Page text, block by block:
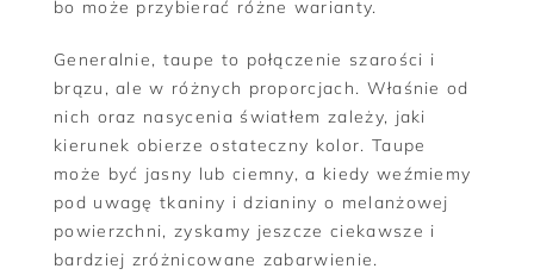
bo może przybierać różne warianty.
Generalnie, taupe to połączenie szarości i
brązu, ale w różnych proporcjach. Właśnie od
nich oraz nasycenia światłem zależy, jaki
kierunek obierze ostateczny kolor. Taupe
może być jasny lub ciemny, a kiedy weźmiemy
pod uwagę tkaniny i dzianiny o melanżowej
powierzchni, zyskamy jeszcze ciekawsze i
bardziej zróżnicowane zabarwienie.